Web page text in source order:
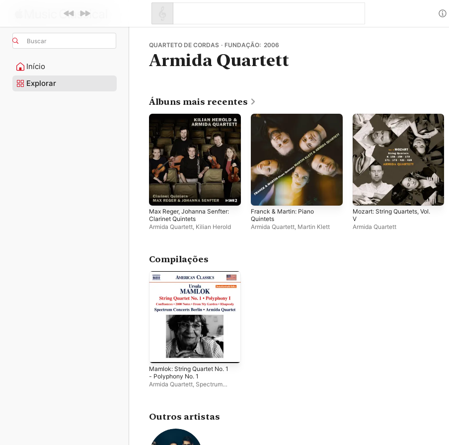
Buscar
Início
Explorar
QUARTETO DE CORDAS · FUNDAÇÃO: 2006
Armida Quartett
Álbuns mais recentes
Max Reger, Johanna Senfter:
Clarinet Quintets
Armida Quartett Kilian Herold
Franck & Martin: Piano
Quintets
Armida Quartett, Martin Klett
Mozart: String Quartets, Vol.
V
Armida Quartett
Compilações
Mamlok: String Quartet No. 1
- Polyphony No. 1
Armida Quartett Spectrum
Outros artistas